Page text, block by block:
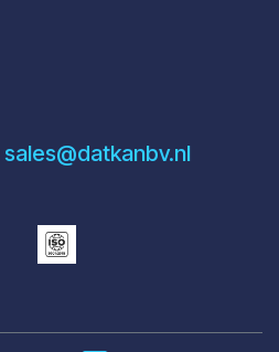
sales@datkanbv.nl